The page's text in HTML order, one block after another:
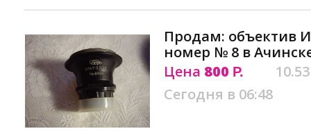
Продам: объектив
номер № 8 в
Цена 800 Р.
Сегодня в 06:48